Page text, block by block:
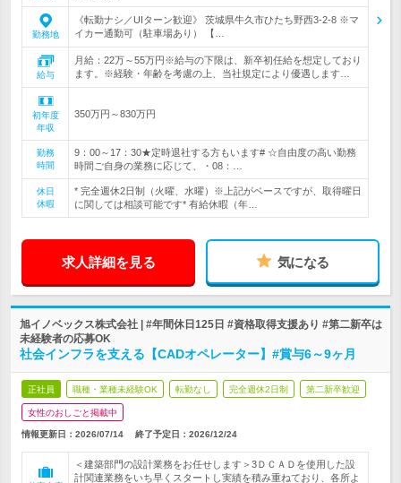
勤務地
《転勤ナシ／UIターン歓迎》 茨城県牛久市ひたち野西3-2-8 ※マ
イカー通勤可（駐車場あり） 【…
給与
月給：22万～55万円※給与の下限は、新卒初任給を想定しており
ます。※経験・年齢を考慮の上、当社規定により優遇します…
初年度
年収
350万円～830万円
勤務
時間
9：00～17：30★定時退社する方もいます# ☆自由度の高い勤務
時間ご自身の業務に応じて、・08：…
休日
休暇
* 完全週休2日制（火曜、水曜）※上記がベースですが、取得曜日
に関しては相談可能です* 有給休暇（年…
求人詳細を見る 気になる
旭イノベックス株式会社 | #年間休日125日 #資格取得支援あり #第二新卒は
未経験者の応募OK
社会インフラを支える【CADオペレーター】#賞与6～9ヶ月
正社員 職種・業種未経験OK 転勤なし 完全週休2日制 第二新卒歓迎
女性のおしごと掲載中
情報更新日：2026/07/14 終了予定日： 2026/12/24
＜建築部門の設計業務をお任せします＞3ＤＣＡＤを使用した設
計関連業務をいち早くスタートし実績を積み重ねており、各所よ